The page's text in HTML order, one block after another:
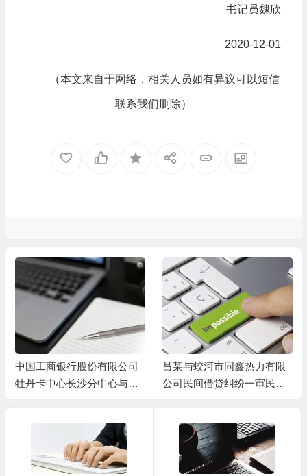
书记员魏欣
2020-12-01
（本文来自于网络，相关人员如有异议可以短信
联系我们删除）
中国工商银行股份有限公司
牡丹卡中心长沙分中心与谷
吕某与蛟河市同鑫热力有限
公司民间借贷纠纷一审民事